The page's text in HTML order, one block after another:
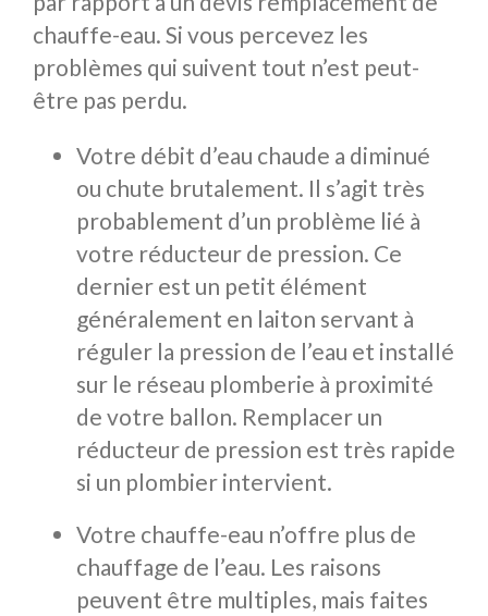
chauffe-eau. Si vous percevez les
problèmes qui suivent tout n’est peut-
être pas perdu.
Votre débit d’eau chaude a diminué
ou chute brutalement. Il s’agit très
probablement d’un problème lié à
votre réducteur de pression. Ce
dernier est un petit élément
généralement en laiton servant à
réguler la pression de l’eau et installé
sur le réseau plomberie à proximité
de votre ballon. Remplacer un
réducteur de pression est très rapide
si un plombier intervient.
Votre chauffe-eau n’offre plus de
chauffage de l’eau. Les raisons
peuvent être multiples, mais faites